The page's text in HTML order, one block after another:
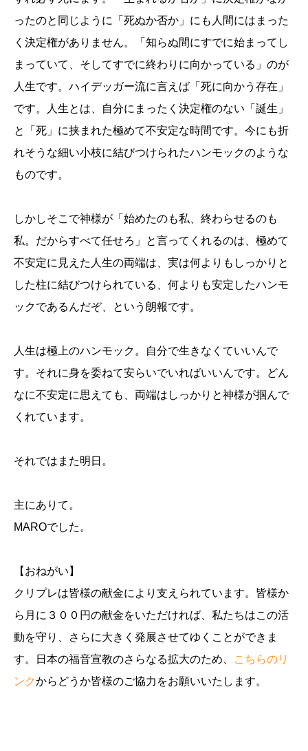
ったのと同じように「死ぬか否か」にも人間にはまった
く決定権がありません。「知らぬ間にすでに始まってし
まっていて、そしてすでに終わりに向かっている」のが
人生です。ハイデッガー流に言えば「死に向かう存在」
です。人生とは、自分にまったく決定権のない「誕生」
と「死」に挟まれた極めて不安定な時間です。今にも折
れそうな細い小枝に結びつけられたハンモックのような
ものです。
しかしそこで神様が「始めたのも私、終わらせるのも
私。だからすべて任せろ」と言ってくれるのは、極めて
不安定に見えた人生の両端は、実は何よりもしっかりと
した柱に結びつけられている、何よりも安定したハンモ
ックであるんだぞ、という朗報です。
人生は極上のハンモック。自分で生きなくていいんで
す。それに身を委ねて安らいでいればいいんです。どん
なに不安定に思えても、両端はしっかりと神様が掴んで
くれています。
それではまた明日。
主にありて。
MAROでした。
【おねがい】
クリプレは皆様の献金により支えられています。皆様か
ら月に３００円の献金をいただければ、私たちはこの活
動を守り、さらに大きく発展させてゆくことができま
す。日本の福音宣教のさらなる拡大のため、
こちらのリ
ンクからどうか皆様のご協力をお願いいたします。